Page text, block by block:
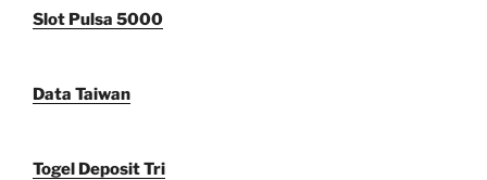
Slot Pulsa 5000
Data Taiwan
Togel Deposit Tri